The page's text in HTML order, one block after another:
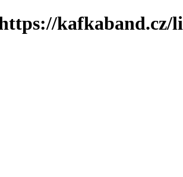
kafkaband.cz/